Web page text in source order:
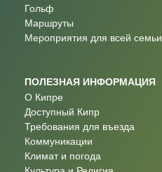
Гольф
Маршруты
Мероприятия для всей семьи
ПОЛЕЗНАЯ ИНФОРМАЦИЯ
О Кипре
Доступный Кипр
Требования для въезда
Коммуникации
Климат и погода